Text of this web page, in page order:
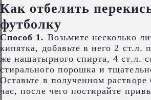
Как отбелить
футболку
Способ 1. Возьмите несколько
кипятка, добавьте в него 2 ст.л.
же нашатырного спирта, 4 ст.л.
стирального порошка и
Оставьте в полученном
час, после чего постирайте